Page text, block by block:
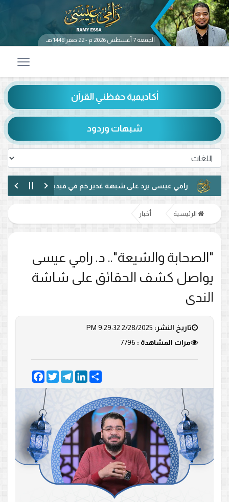
الجمعة 7 أغسطس 2026 م - 22 صفر 1448 هـ
أكاديمية حفظني القرآن
شبهات وردود
رامي عيسى يرد على شبهة غدير خم في فيديو متداول.. ماذا قال عن
الرئيسية أخبار
"الصحابة والشيعة".. د. رامي عيسى
يواصل كشف الحقائق على شاشة
الندى
تاريخ النشر: 2/28/2025 9:29:32 PM
مرات المشاهدة : 7796
FacebookTwitter
TelegramLinkedInShare